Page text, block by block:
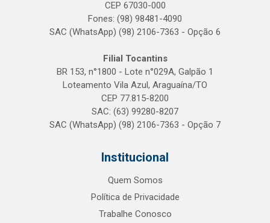
CEP 67030-000
Fones: (98) 98481-4090
SAC (WhatsApp) (98) 2106-7363 - Opção 6
Filial Tocantins
BR 153, n°1800 - Lote n°029A, Galpão 1
Loteamento Vila Azul, Araguaína/TO
CEP 77.815-8200
SAC: (63) 99280-8207
SAC (WhatsApp) (98) 2106-7363 - Opção 7
Institucional
Quem Somos
Política de Privacidade
Trabalhe Conosco